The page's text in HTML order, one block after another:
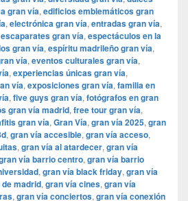
gran vía, edificios emblemáticos gran
, electrónica gran vía, entradas gran vía,
escaparates gran vía, espectáculos en la
gran vía, espíritu madrileño gran vía,
vía, eventos culturales gran vía,
, experiencias únicas gran vía,
vía, exposiciones gran vía, familia en
, five guys gran vía, fotógrafos en gran
gran vía madrid, free tour gran vía,
gran vía, Gran Vía, gran vía 2025, gran
, gran vía accesible, gran vía acceso,
, gran vía al atardecer, gran vía
vía barrio centro, gran vía barrio
, gran vía black friday, gran vía
madrid, gran vía cines, gran vía
, gran vía conciertos, gran vía conexión